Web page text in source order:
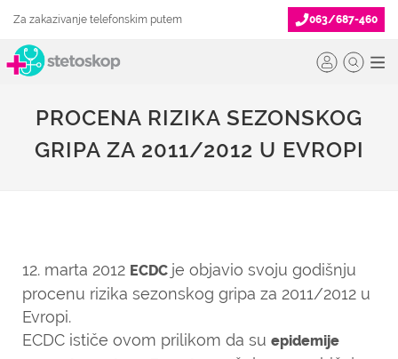
Za zakazivanje telefonskim putem 063/687-460
PROCENA RIZIKA SEZONSKOG
GRIPA ZA 2011/2012 U EVROPI
12. marta 2012 ECDC je objavio svoju godišnju
procenu rizika sezonskog gripa za 2011/2012 u
Evropi.
ECDC ističe ovom prilikom da su epidemije